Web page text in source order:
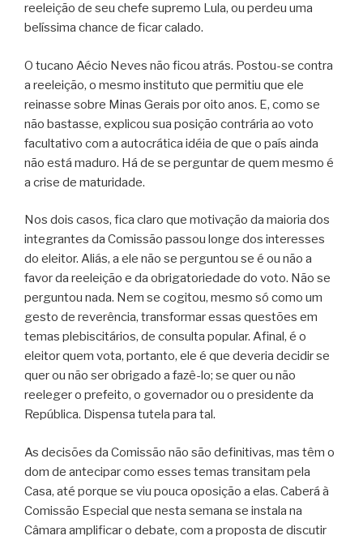
reeleição de seu chefe supremo Lula, ou perdeu uma
belíssima chance de ficar calado.
O tucano Aécio Neves não ficou atrás. Postou-se contra
a reeleição, o mesmo instituto que permitiu que ele
reinasse sobre Minas Gerais por oito anos. E, como se
não bastasse, explicou sua posição contrária ao voto
facultativo com a autocrática idéia de que o país ainda
não está maduro. Há de se perguntar de quem mesmo é
a crise de maturidade.
Nos dois casos, fica claro que motivação da maioria dos
integrantes da Comissão passou longe dos interesses
do eleitor. Aliás, a ele não se perguntou se é ou não a
favor da reeleição e da obrigatoriedade do voto. Não se
perguntou nada. Nem se cogitou, mesmo só como um
gesto de reverência, transformar essas questões em
temas plebiscitários, de consulta popular. Afinal, é o
eleitor quem vota, portanto, ele é que deveria decidir se
quer ou não ser obrigado a fazê-lo; se quer ou não
reeleger o prefeito, o governador ou o presidente da
República. Dispensa tutela para tal.
As decisões da Comissão não são definitivas, mas têm o
dom de antecipar como esses temas transitam pela
Casa, até porque se viu pouca oposição a elas. Caberá à
Comissão Especial que nesta semana se instala na
Câmara amplificar o debate, com a proposta de discutir